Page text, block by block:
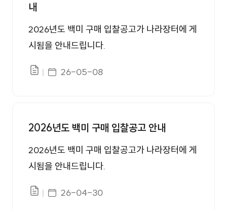
내
2026년도 백미 구매 입찰공고가 나라장터에 게
시됨을 안내드립니다.
파일있음게시일자
26-05-08
2026년도 백미 구매 입찰공고 안내
2026년도 백미 구매 입찰공고가 나라장터에 게
시됨을 안내드립니다.
파일있음게시일자
26-04-30